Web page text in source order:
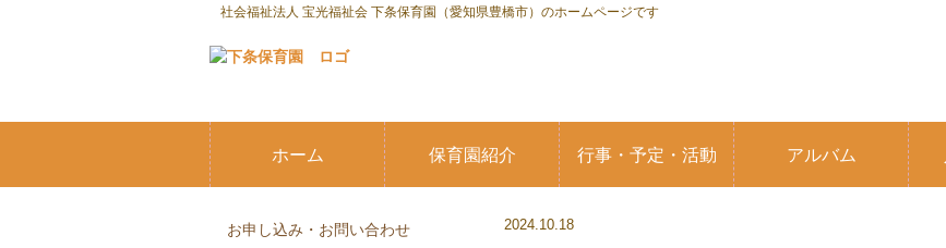
社会福祉法人 宝光福祉会 下条保育園（愛知県豊橋市）のホームページです
ホーム 保育園紹介 行事・予定・活動 アルバム
2024.10.18
お申し込み・お問い合わせ